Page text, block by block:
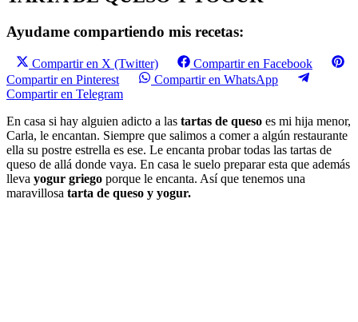
Ayudame compartiendo mis recetas:
Compartir en X (Twitter)
Compartir en Facebook
Compartir en Pinterest
Compartir en WhatsApp
Compartir en Telegram
En casa si hay alguien adicto a las tartas de queso es mi hija menor,
Carla, le encantan. Siempre que salimos a comer a algún restaurante
ella su postre estrella es ese. Le encanta probar todas las tartas de
queso de allá donde vaya. En casa le suelo preparar esta que además
lleva yogur griego porque le encanta. Así que tenemos una
maravillosa tarta de queso y yogur.